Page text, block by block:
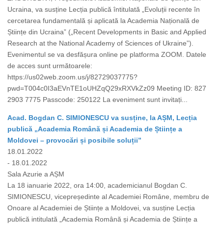
Ucraina, va susține Lecția publică întitulată „Evoluții recente în
cercetarea fundamentală și aplicată la Academia Națională de
Științe din Ucraina” („Recent Developments in Basic and Applied
Research at the National Academy of Sciences of Ukraine”).
Evenimentul se va desfășura online pe platforma ZOOM. Datele
de acces sunt următoarele:
https://us02web.zoom.us/j/82729037775?
pwd=T004c0I3aEVnTE1oUHZqQ29xRXVkZz09 Meeting ID: 827
2903 7775 Passcode: 250122 La eveniment sunt invitați...
Acad. Bogdan C. SIMIONESCU va susține, la AȘM, Lecția
publică „Academia Română și Academia de Științe a
Moldovei – provocări și posibile soluții”
18.01.2022
- 18.01.2022
Sala Azurie a AȘM
La 18 ianuarie 2022, ora 14:00, academicianul Bogdan C.
SIMIONESCU, vicepreședinte al Academiei Române, membru de
Onoare al Academiei de Științe a Moldovei, va susține Lecția
publică intitulată „Academia Română și Academia de Științe a